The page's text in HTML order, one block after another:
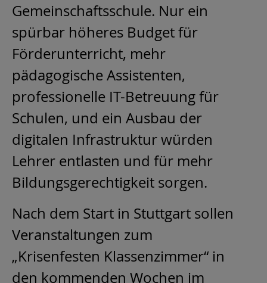
Gemeinschaftsschule. Nur ein
spürbar höheres Budget für
Förderunterricht, mehr
pädagogische Assistenten,
professionelle IT-Betreuung für
Schulen, und ein Ausbau der
digitalen Infrastruktur würden
Lehrer entlasten und für mehr
Bildungsgerechtigkeit sorgen.
Nach dem Start in Stuttgart sollen
Veranstaltungen zum
„Krisenfesten Klassenzimmer“ in
den kommenden Wochen im